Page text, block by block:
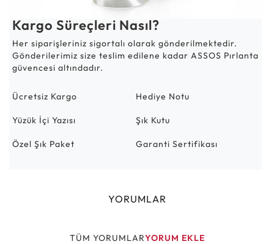
Kargo Süreçleri Nasıl?
Her siparişleriniz sigortalı olarak gönderilmektedir.
Gönderilerimiz size teslim edilene kadar ASSOS Pırlanta
güvencesi altındadır.
Ücretsiz Kargo Hediye Notu
Yüzük İçi Yazısı Şık Kutu
Özel Şık Paket Garanti Sertifikası
YORUMLAR
TÜM YORUMLARYORUM EKLE